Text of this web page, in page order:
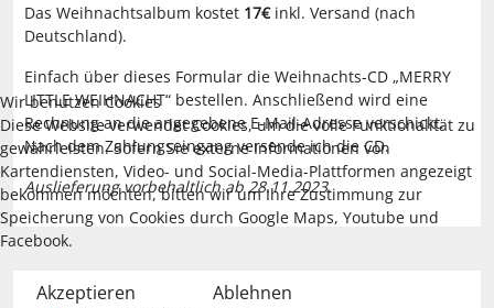
Das Weihnachtsalbum kostet 17€inkl. Versand (nach
Deutschland).
Einfach über dieses Formular die Weihnachts-CD „MERRY
LITTLE WEIHNACHT“ bestellen. Anschließend wird eine
Rechnung an die angegebene E-Mail-Adresse verschickt.
Nach dem Zahlungseingang versende ich die CD.
Auslieferung vorbehaltlich ab 28.11.2023.
Wir benutzen Cookies
Diese Website verwendet Cookies, um die volle Funktionalität zu
gewährleisten. Sofern Sie externe Informationen von
Kartendiensten, Video- und Social-Media-Plattformen angezeigt
bekommen möchten, bitten wir um Ihre Zustimmung zur
Speicherung von Cookies durch Google Maps, Youtube und
Facebook.
Akzeptieren Ablehnen